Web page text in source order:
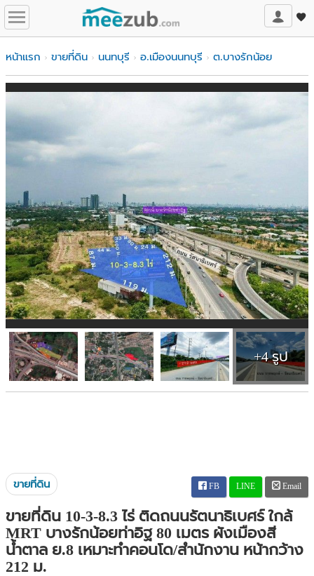
หน้าแรก ขายที่ดิน นนทบุรี อ.เมืองนนทบุรี ต.บางรักน้อย
+4 รูป
ขายที่ดิน FB LINE Email
ขายที่ดิน 10-3-8.3 ไร่ ติดถนนรัตนาธิเบศร์ ใกล้
MRT บางรักน้อยท่าอิฐ 80 เมตร ผังเมืองสี
น้ำตาล ย.8 เหมาะทำคอนโด/สำนักงาน หน้ากว้าง
212 ม.